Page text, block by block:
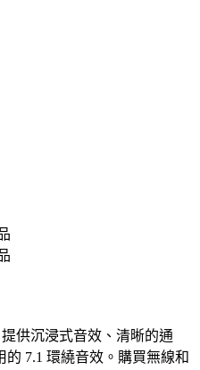
供沉浸式音效、清晰的通
7.1 環繞音效。購買無線和